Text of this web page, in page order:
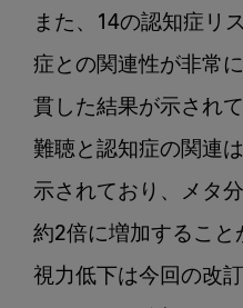
また、14の認知症リ
症との関連性が非常
貫した結果が示され
難聴と認知症の関連
示されており、メタ
約2倍に増加すること
視力低下は今回の改